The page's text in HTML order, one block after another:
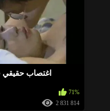
اغتصاب حقيقي
71%
2 831 814